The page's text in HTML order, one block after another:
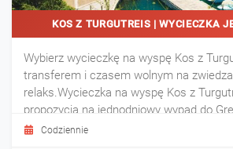
KOS Z TURGUTREIS | WYCIECZKA
Wybierz wycieczkę na wyspę Kos z
transferem i czasem wolnym na
relaks.Wycieczka na wyspę Kos z
propozycja na jednodniowy wypad do
podróży promem możesz zwiedzać
Codziennie